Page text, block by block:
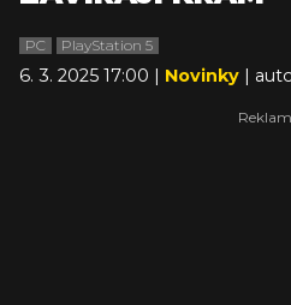
PC PlayStation 5
6. 3. 2025 17:00 | Novinky |